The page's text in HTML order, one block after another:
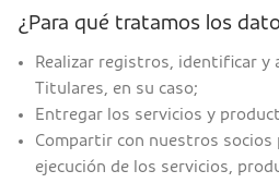
¿Para qué tratamos los
Realizar registros, identificar y
Titulares, en su caso;
Entregar los servicios y
Compartir con nuestros socios
ejecución de los servicios,